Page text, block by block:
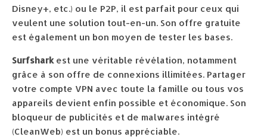
Disney+, etc.) ou le P2P, il est parfait pour ceux qui
veulent une solution tout-en-un. Son offre gratuite
est également un bon moyen de tester les bases.
Surfsharkest une véritable révélation, notamment
grâce à son offre de connexions illimitées. Partager
votre compte VPN avec toute la famille ou tous vos
appareils devient enfin possible et économique. Son
bloqueur de publicités et de malwares intégré
(CleanWeb) est un bonus appréciable.